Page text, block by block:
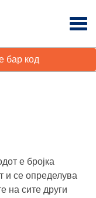
бар код
е бројка
и се определува
на сите други